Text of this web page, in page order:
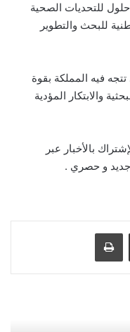
حلول للتحديات الصحية
للبحث والتطوير
فيه المملكة بقوة
والابتكار المؤدية
بالأخبار عبر
و حصري .
مشاركة عبر البريد طباعة